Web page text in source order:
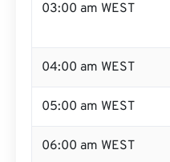
03:00 am WEST
04:00 am WEST
05:00 am WEST
06:00 am WEST